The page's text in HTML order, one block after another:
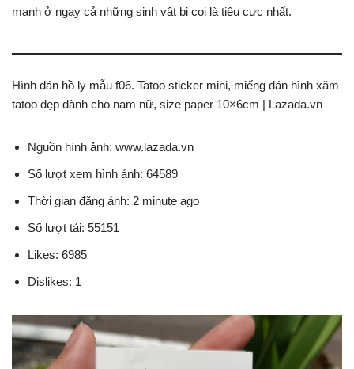
manh ở ngay cả những sinh vật bị coi là tiêu cực nhất.
Hình dán hồ ly mẫu f06. Tatoo sticker mini, miếng dán hình xăm
tatoo đẹp dành cho nam nữ, size paper 10×6cm | Lazada.vn
Nguồn hình ảnh: www.lazada.vn
Số lượt xem hình ảnh: 64589
Thời gian đăng ảnh: 2 minute ago
Số lượt tải: 55151
Likes: 6985
Dislikes: 1